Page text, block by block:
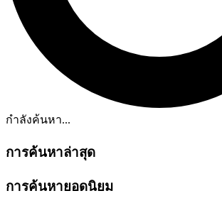
กำลังค้นหา...
การค้นหาล่าสุด
การค้นหายอดนิยม